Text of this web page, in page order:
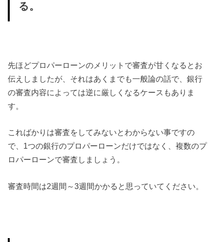
る。
先ほどプロパーローンのメリットで審査が甘くなるとお
伝えしましたが、それはあくまでも一般論の話で、銀行
の審査内容によっては逆に厳しくなるケースもありま
す。
こればかりは審査をしてみないとわからない事ですの
で、1つの銀行のプロパーローンだけではなく、複数のプ
ロパーローンで審査しましょう。
審査時間は2週間～3週間かかると思っていてください。